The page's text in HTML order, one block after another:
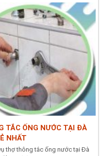
TẮC ỐNG NƯỚC TẠI ĐÀ
NHẤT
thợ thông tắc ống nước tại Đà